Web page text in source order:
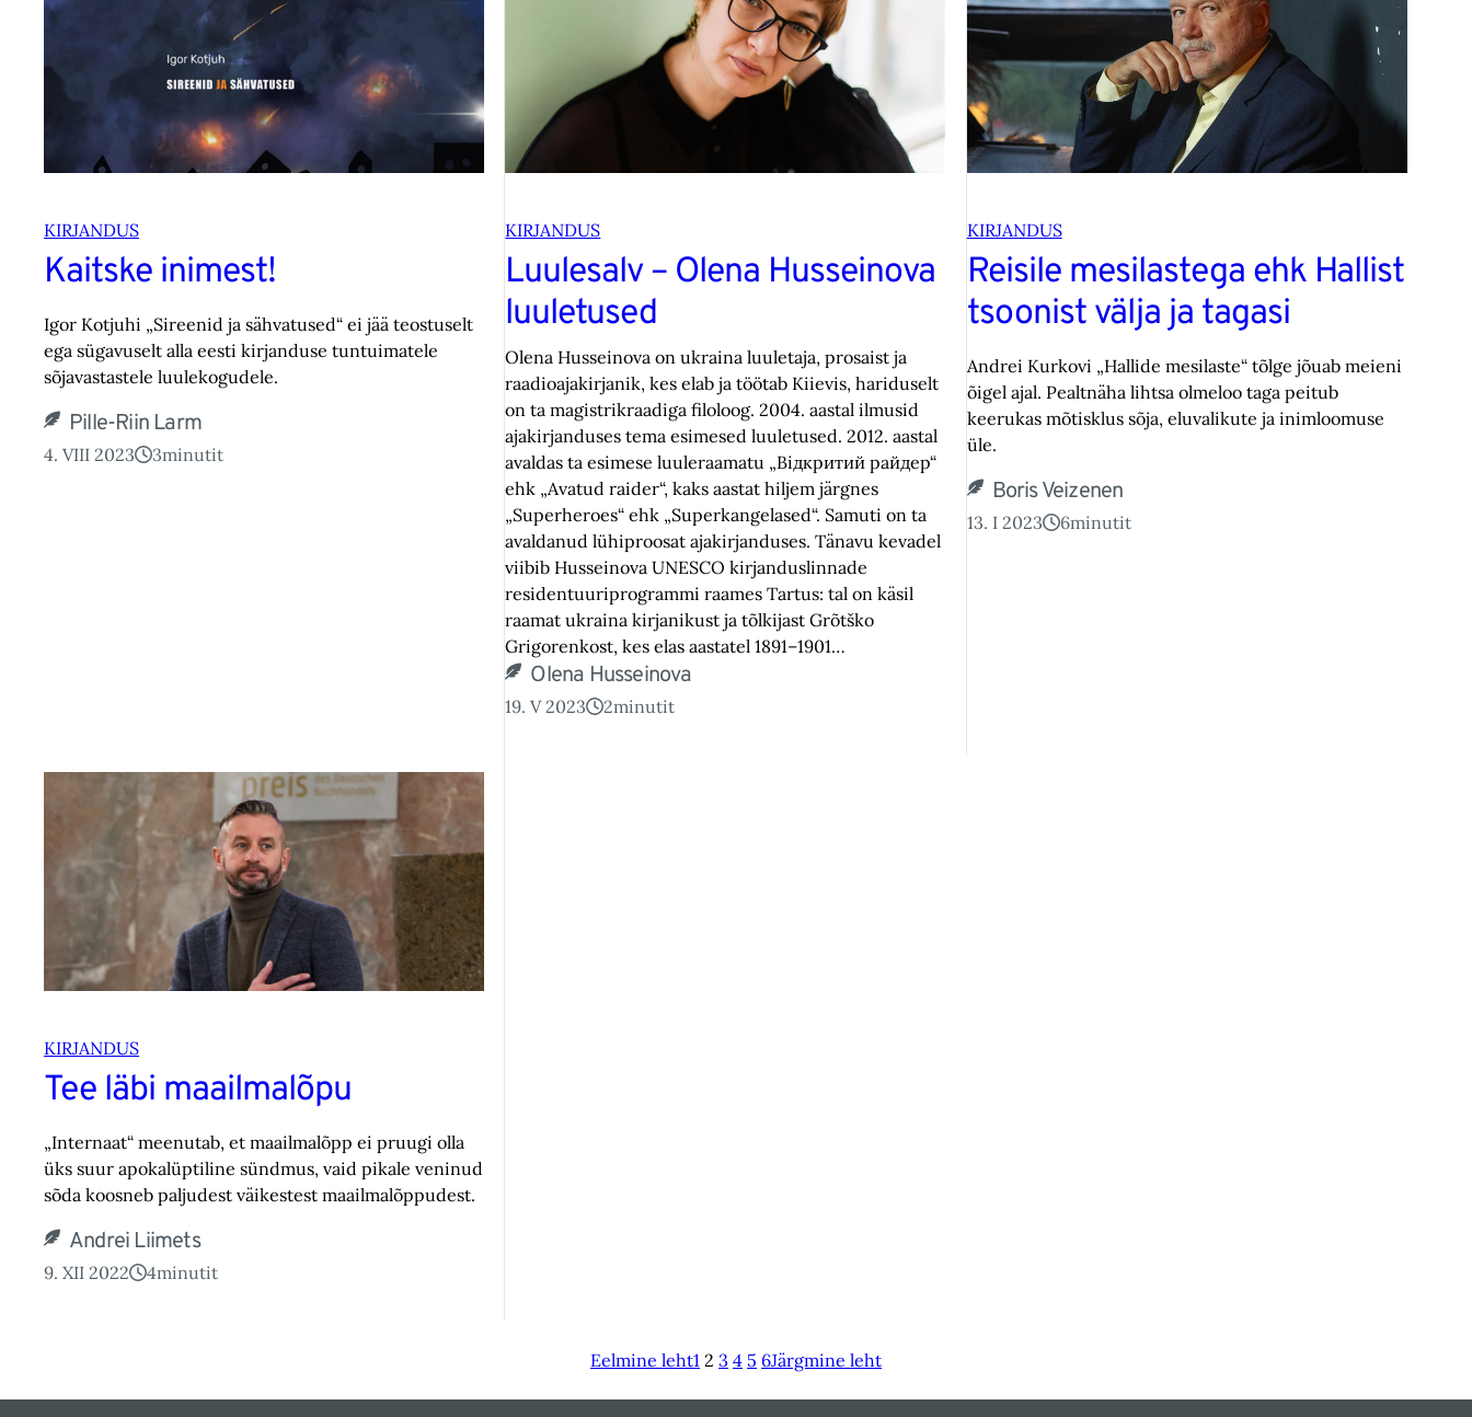
KIRJANDUS
Kaitske inimest!
Igor Kotjuhi „Sireenid ja sähvatused“ ei jää teostuselt
ega sügavuselt alla eesti kirjanduse tuntuimatele
sõjavastastele luulekogudele.
Pille-Riin Larm
4. VIII 2023 3minutit
KIRJANDUS
Luulesalv – Olena Husseinova
luuletused
Olena Husseinova on ukraina luuletaja, prosaist ja
raadioajakirjanik, kes elab ja töötab Kiievis, hariduselt
on ta magistrikraadiga filoloog. 2004. aastal ilmusid
ajakirjanduses tema esimesed luuletused. 2012. aastal
avaldas ta esimese luuleraamatu „Відкритий райдер“
ehk „Avatud raider“, kaks aastat hiljem järgnes
„Superheroes“ ehk „Superkangelased“. Samuti on ta
avaldanud lühiproosat ajakirjanduses. Tänavu kevadel
viibib Husseinova UNESCO kirjanduslinnade
residentuuriprogrammi raames Tartus: tal on käsil
raamat ukraina kirjanikust ja tõlkijast Grõtško
Grigorenkost, kes elas aastatel 1891–1901…
Olena Husseinova
19. V 2023 2minutit
KIRJANDUS
Reisile mesilastega ehk Hallist
tsoonist välja ja tagasi
Andrei Kurkovi „Hallide mesilaste“ tõlge jõuab meieni
õigel ajal. Pealtnäha lihtsa olmeloo taga peitub
keerukas mõtisklus sõja, eluvalikute ja inimloomuse
üle.
Boris Veizenen
13. I 2023 6minutit
KIRJANDUS
Tee läbi maailmalõpu
„Internaat“ meenutab, et maailmalõpp ei pruugi olla
üks suur apokalüptiline sündmus, vaid pikale veninud
sõda koosneb paljudest väikestest maailmalõppudest.
Andrei Liimets
9. XII 2022 4minutit
Eelmine leht1 2 3 4 5 6Järgmine leht